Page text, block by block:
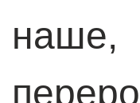
наше,